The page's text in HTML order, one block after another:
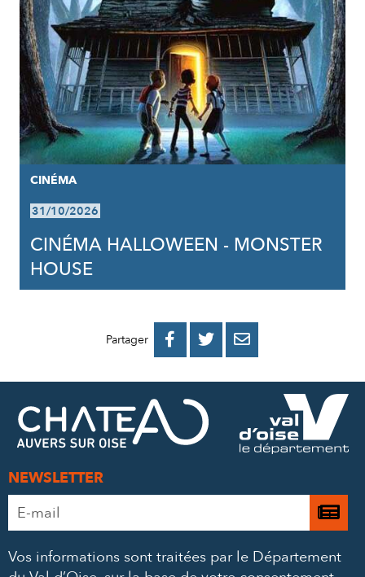
CINÉMA
31/10/2026
CINÉMA HALLOWEEN - MONSTER
HOUSE
Partager 
PARTAGER
FACEBOOK
PARTAGER
PARTAGER
MAIL
NEWSLETTER
Adresse
e-
*
Je
à
Vos informations sont traitées par le Département